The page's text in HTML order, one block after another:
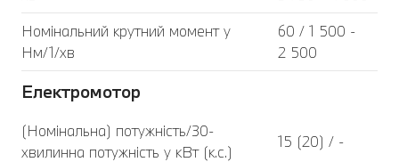
Номінальний крутний момент у
Нм/1/хв
60 / 1 500 -
2 500
Електромотор
(Номінальна) потужність/30-
хвилинна потужність у кВт (к.с.)
15 (20) / -